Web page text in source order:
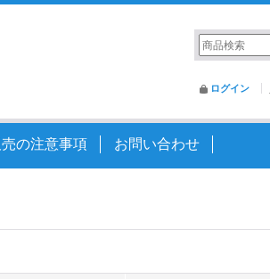
ログイン
の注意事項 お問い合わせ